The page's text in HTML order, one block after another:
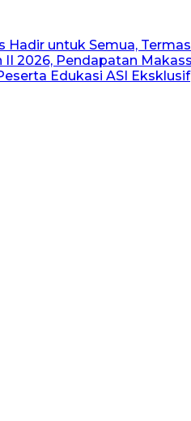
untuk Semua,
II 2026, Pendapatan
Edukasi ASI Eksklusif